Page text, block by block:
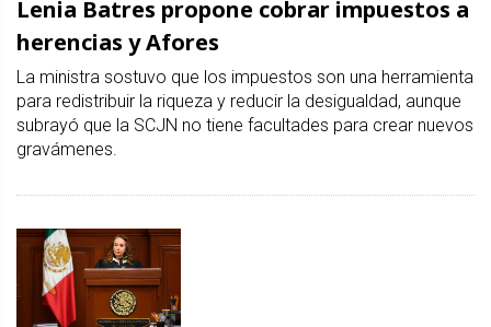
Lenia Batres propone cobrar impuestos a
herencias y Afores
La ministra sostuvo que los impuestos son una herramienta
para redistribuir la riqueza y reducir la desigualdad, aunque
subrayó que la SCJN no tiene facultades para crear nuevos
gravámenes.